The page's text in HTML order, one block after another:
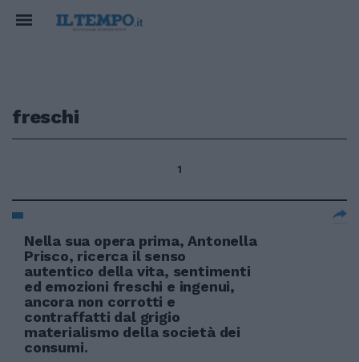
freschi
1
Nella sua opera prima, Antonella
Prisco, ricerca il senso
autentico della vita, sentimenti
ed emozioni freschi e ingenui,
ancora non corrotti e
contraffatti dal grigio
materialismo della società dei
consumi.